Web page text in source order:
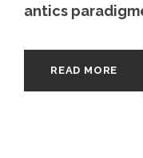
antics
READ MORE